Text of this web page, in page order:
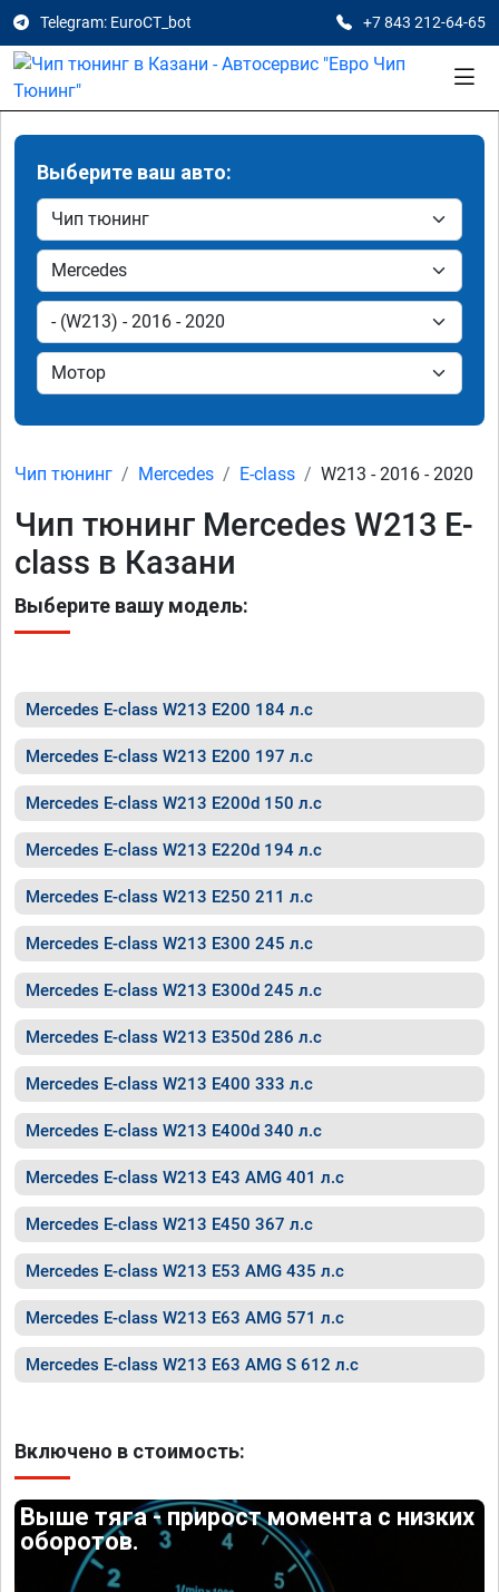
Telegram: EuroCT_bot +7 843 212-64-65
Выберите ваш авто:
Чип тюнинг Mercedes E-class W213 - 2016 - 2020
Чип тюнинг Mercedes W213 E-
class в Казани
Выберите вашу модель:
Mercedes E-class W213 E200 184 л.с
Mercedes E-class W213 E200 197 л.с
Mercedes E-class W213 E200d 150 л.с
Mercedes E-class W213 E220d 194 л.с
Mercedes E-class W213 E250 211 л.с
Mercedes E-class W213 E300 245 л.с
Mercedes E-class W213 E300d 245 л.с
Mercedes E-class W213 E350d 286 л.с
Mercedes E-class W213 E400 333 л.с
Mercedes E-class W213 E400d 340 л.с
Mercedes E-class W213 E43 AMG 401 л.с
Mercedes E-class W213 E450 367 л.с
Mercedes E-class W213 E53 AMG 435 л.с
Mercedes E-class W213 E63 AMG 571 л.с
Mercedes E-class W213 E63 AMG S 612 л.с
Включено в стоимость:
Выше тяга - прирост момента с низких
оборотов.